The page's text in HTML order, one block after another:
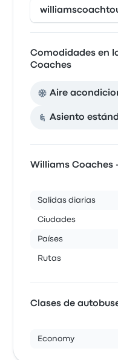
Comodidades en
Coaches
Aire
Asiento
Williams Coaches
Salidas diarias
Ciudades
Países
Rutas
Clases de
Economy